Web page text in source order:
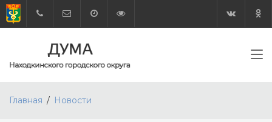
Главная Новости